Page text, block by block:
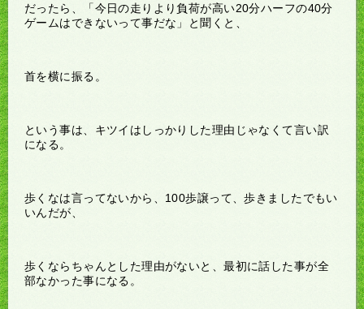
だったら、「今日の走りより負荷が高い20分ハーフの40分
ゲームはできないって事だな」と聞くと、
首を横に振る。
という事は、キツイはしっかりした理由じゃなくて言い訳
になる。
歩くなは言ってないから、100歩譲って、歩きましたでもい
いんだが、
歩くならちゃんとした理由がないと、最初に話した事が全
部なかった事になる。